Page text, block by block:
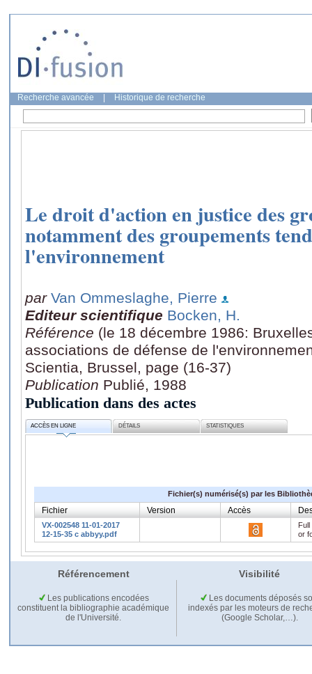
Recherche avancée Historique de recherche
Le droit d'action en justice des
notamment des groupements
l'environnement
par Van Ommeslaghe, Pierre
Editeur scientifique Bocken, H.
Référence (le 18 décembre 1986:
associations de défense de
Scientia, Brussel, page (16-37)
Publication Publié, 1988
Publication dans des actes
ACCÈS EN LIGNE DÉTAILS STATISTIQUES
Fichier(s) numérisé(s) par les
Fichier Version Accès
VX-002548 11-01-2017
12-15-35 c abbyy.pdf
or
Référencement Visibilité
Les publications encodées
constituent la bibliographie académique
de l'Université.
Les documents déposés
indexés par les moteurs de
(Google Scholar,…).